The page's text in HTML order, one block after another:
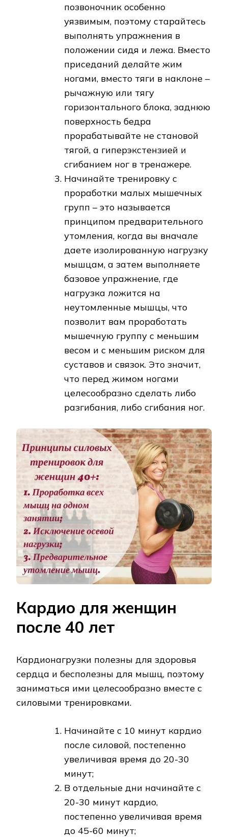
позвоночник особенно
уязвимым, поэтому старайтесь
выполнять упражнения в
положении сидя и лежа. Вместо
приседаний делайте жим
ногами, вместо тяги в наклоне –
рычажную или тягу
горизонтального блока, заднюю
поверхность бедра
прорабатывайте не становой
тягой, а гиперэкстензией и
сгибанием ног в тренажере.
Начинайте тренировку с
проработки малых мышечных
групп – это называется
принципом предварительного
утомления, когда вы вначале
даете изолированную нагрузку
мышцам, а затем выполняете
базовое упражнение, где
нагрузка ложится на
неутомленные мышцы, что
позволит вам проработать
мышечную группу с меньшим
весом и с меньшим риском для
суставов и связок. Это значит,
что перед жимом ногами
целесообразно сделать либо
разгибания, либо сгибания ног.
Кардио для женщин
после 40 лет
Кардионагрузки полезны для здоровья
сердца и бесполезны для мышц, поэтому
заниматься ими целесообразно вместе с
силовыми тренировками.
Начинайте с 10 минут кардио
после силовой, постепенно
увеличивая время до 20-30
минут;
В отдельные дни начинайте с
20-30 минут кардио,
постепенно увеличивая время
до 45-60 минут;